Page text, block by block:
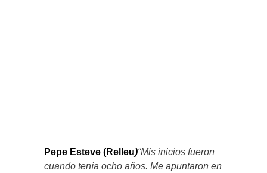
Pepe Esteve (Relleu)“Mis inicios fueron
cuando tenía ocho años. Me apuntaron en